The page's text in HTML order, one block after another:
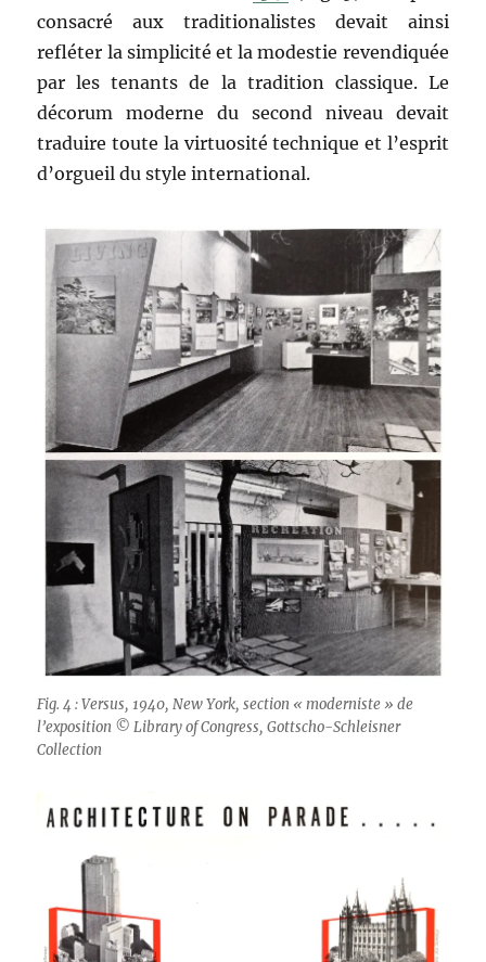
consacré aux traditionalistes devait ainsi
refléter la simplicité et la modestie revendiquée
par les tenants de la tradition classique. Le
décorum moderne du second niveau devait
traduire toute la virtuosité technique et l’esprit
d’orgueil du style international.
Fig. 4 : Versus, 1940, New York, section « moderniste » de
l’exposition © Library of Congress, Gottscho-Schleisner
Collection